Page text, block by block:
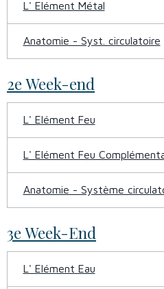
L' Elément Métal
Anatomie - Syst. circulatoire
2e Week-end
L' Elément Feu
L' Elément Feu
Anatomie - Système
3e Week-End
L' Elément Eau